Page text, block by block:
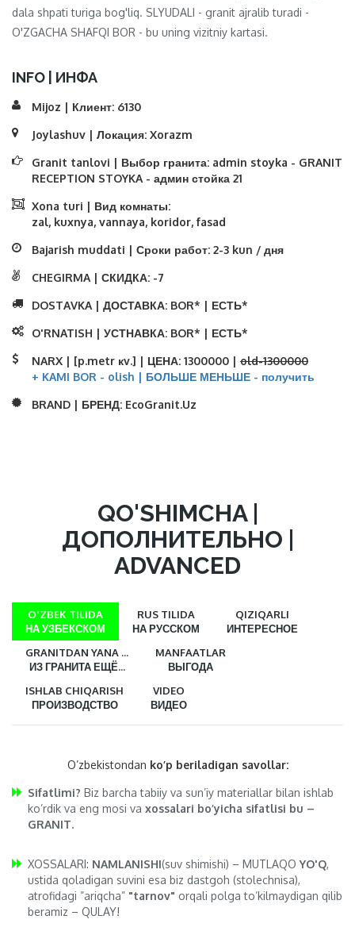
dala shpati turiga bog'liq. SLYUDALI - granit ajralib turadi -
O'ZGACHA SHAFQI BOR - bu uning vizitniy kartasi.
INFO | ИНФА
Mijoz | Клиент: 6130
Joylashuv | Локация: Xorazm
Granit tanlovi | Выбор гранита: admin stoyka - GRANIT
RECEPTION STOYKA - админ стойка 21
Xona turi | Вид комнаты:
zal, kuxnya, vannaya, koridor, fasad
Bajarish muddati | Сроки работ: 2-3 kun / дня
CHEGIRMA | СКИДКА: -7
DOSTAVKA | ДОСТАВКА: BOR* | ЕСТЬ*
O'RNATISH | УСТНАВКА: BOR* | ЕСТЬ*
NARX | [p.metr кv.] | ЦЕНА: 1300000 | old-1300000
+ KAMI BOR - olish | БОЛЬШЕ МЕНЬШЕ - получить
BRAND | БРЕНД: EcoGranit.Uz
QO'SHIMCHA |
ДОПОЛНИТЕЛЬНО |
ADVANCED
O'ZBEK TILIDA
НА УЗБЕКСКОМ
RUS TILIDA
НА РУССКОМ
QIZIQARLI
ИНТЕРЕСНОЕ
GRANITDAN YANA ...
ИЗ ГРАНИТА ЕЩЁ...
MANFAATLAR
ВЫГОДА
ISHLAB CHIQARISH
ПРОИЗВОДСТВО
VIDEO
ВИДЕО
O’zbekistondan ko’p beriladigan savollar:
Sifatlimi? Biz barcha tabiiy va sun’iy materiallar bilan ishlab
ko’rdik va eng mosi va xossalari bo’yicha sifatlisi bu –
GRANIT.
XOSSALARI: NAMLANISHI(suv shimishi) – MUTLAQOYO'Q,
ustida qoladigan suvini esa biz dastgoh (stolechnisa),
atrofidagi ”ariqcha” "tarnov" orqali polga to’kilmaydigan qilib
beramiz – QULAY!